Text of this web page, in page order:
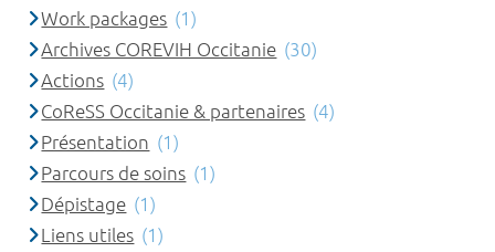
Work packages (1)
Archives COREVIH Occitanie (30)
Actions (4)
CoReSS Occitanie & partenaires (4)
Présentation (1)
Parcours de soins (1)
Dépistage (1)
Liens utiles (1)